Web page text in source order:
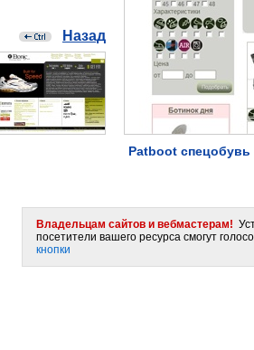
Назад
Patboot
Владельцам сайтов и вебмастерам!
посетители вашего ресурса смогут
кнопки